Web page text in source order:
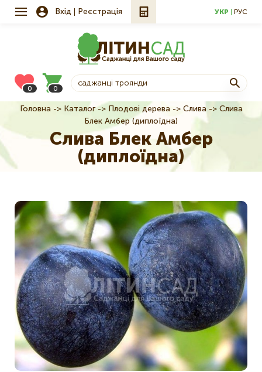
Вхід Реєстрація УКР РУС
0 0
Рядок
навіґації
Головна Каталог Плодові дерева Слива
Слива
Блек Амбер (диплоїдна)
Слива Блек Амбер
(диплоїдна)